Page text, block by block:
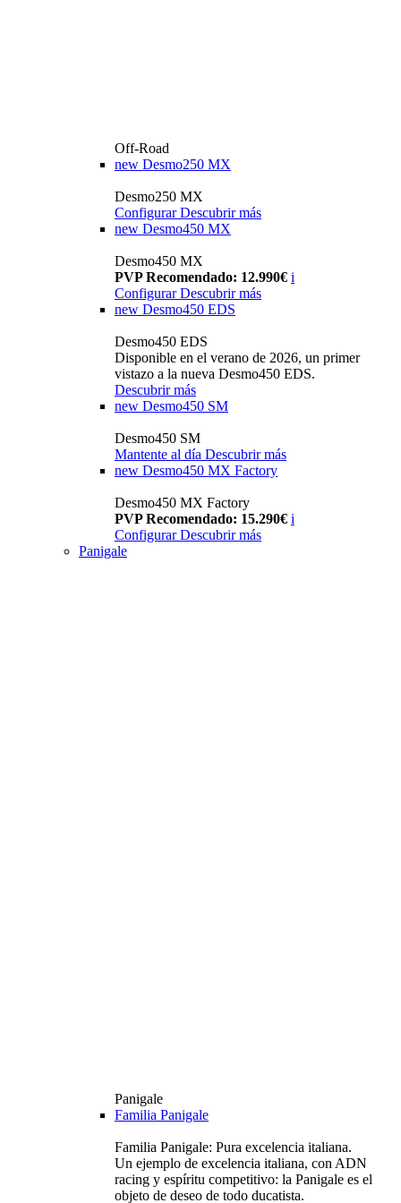
Off-Road
new Desmo250 MX
Desmo250 MX
Configurar Descubrir más
new Desmo450 MX
Desmo450 MX
PVP Recomendado: 12.990€ i
Configurar Descubrir más
new Desmo450 EDS
Desmo450 EDS
Disponible en el verano de 2026, un primer
vistazo a la nueva Desmo450 EDS.
Descubrir más
new Desmo450 SM
Desmo450 SM
Mantente al día Descubrir más
new Desmo450 MX Factory
Desmo450 MX Factory
PVP Recomendado: 15.290€ i
Configurar Descubrir más
Panigale
Panigale
Familia Panigale
Familia Panigale: Pura excelencia italiana.
Un ejemplo de excelencia italiana, con ADN
racing y espíritu competitivo: la Panigale es el
objeto de deseo de todo ducatista.